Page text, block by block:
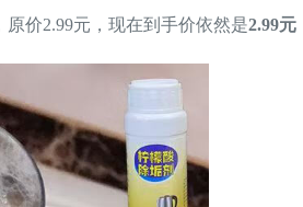
价2.99元，现在到手价依然是2.99元